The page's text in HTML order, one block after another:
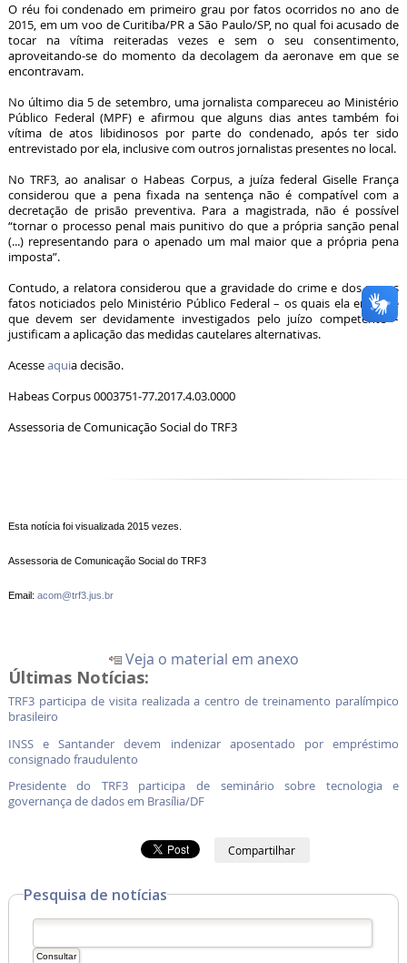
O réu foi condenado em primeiro grau por fatos ocorridos no ano de
2015, em um voo de Curitiba/PR a São Paulo/SP, no qual foi acusado de
tocar na vítima reiteradas vezes e sem o seu consentimento,
aproveitando-se do momento da decolagem da aeronave em que se
encontravam.
No último dia 5 de setembro, uma jornalista compareceu ao Ministério
Público Federal (MPF) e afirmou que alguns dias antes também foi
vítima de atos libidinosos por parte do condenado, após ter sido
entrevistado por ela, inclusive com outros jornalistas presentes no local.
No TRF3, ao analisar o Habeas Corpus, a juíza federal Giselle França
considerou que a pena fixada na sentença não é compatível com a
decretação de prisão preventiva. Para a magistrada, não é possível
“tornar o processo penal mais punitivo do que a própria sanção penal
(...) representando para o apenado um mal maior que a própria pena
imposta”.
Contudo, a relatora considerou que a gravidade do crime e dos novos
fatos noticiados pelo Ministério Público Federal – os quais ela entende
que devem ser devidamente investigados pelo juízo competente –
justificam a aplicação das medidas cautelares alternativas.
Acesseaquia decisão.
Habeas Corpus 0003751-77.2017.4.03.0000
Assessoria de Comunicação Social do TRF3
Esta notícia foi visualizada 2015 vezes.
Assessoria de Comunicação Social do TRF3
Email: acom@trf3.jus.br
Veja o material em anexo
Últimas Notícias:
TRF3 participa de visita realizada a centro de treinamento paralímpico
brasileiro
INSS e Santander devem indenizar aposentado por empréstimo
consignado fraudulento
Presidente do TRF3 participa de seminário sobre tecnologia e
governança de dados em Brasília/DF
Compartilhar
Pesquisa de notícias